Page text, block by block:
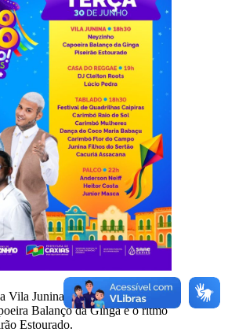
Vila Junina recebe Neyzinho, a
Balanço da Ginga e o ritmo
Estourado.